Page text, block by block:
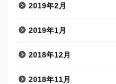
2019年2月
2019年1月
2018年12月
2018年11月